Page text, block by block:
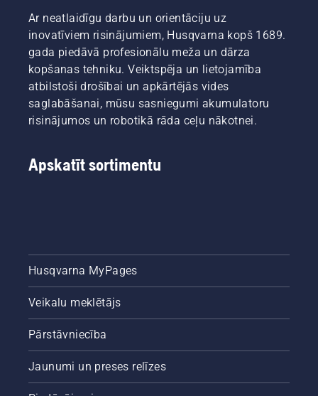
Husqvarna
krūmgriezi.
Ar neatlaidīgu darbu un orientāciju uz
inovatīviem risinājumiem, Husqvarna kopš 1689.
gada piedāvā profesionālu meža un dārza
kopšanas tehniku. Veiktspēja un lietojamība
atbilstoši drošībai un apkārtējās vides
saglabāšanai, mūsu sasniegumi akumulatoru
risinājumos un robotikā rāda ceļu nākotnei.
Apskatīt sortimentu
Husqvarna MyPages
Veikalu meklētājs
Pārstāvniecība
Jaunumi un preses relīzes